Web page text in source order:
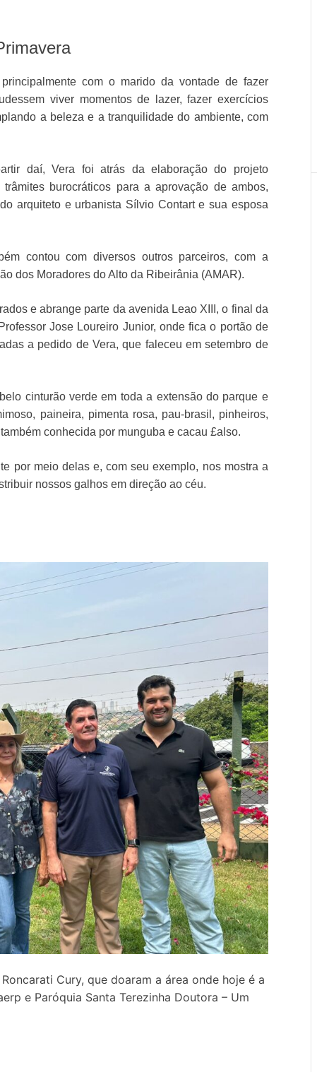
com o marido da vontade de fazer
viver momentos de lazer, fazer exercícios
a beleza e a tranquilidade do ambiente, com
daí, Vera foi atrás da elaboração do projeto
burocráticos para a aprovação de ambos,
arquiteto e urbanista Sílvio Contart e sua esposa
contou com diversos outros parceiros, com a
dos Moradores do Alto da Ribeirânia (AMAR).
e abrange parte da avenida Leao XIII, o final da
Jose Loureiro Junior, onde fica o portão de
a pedido de Vera, que faleceu em setembro de
cinturão verde em toda a extensão do parque e
paineira, pimenta rosa, pau-brasil, pinheiros,
conhecida por munguba e cacau £also.
por meio delas e, com seu exemplo, nos mostra a
nossos galhos em direção ao céu.
Cury, que doaram a área onde hoje é a
e Paróquia Santa Terezinha Doutora – Um